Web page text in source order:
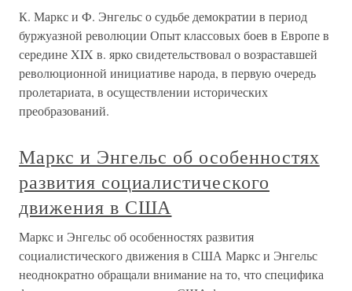
К. Маркс и Ф. Энгельс о судьбе демократии в период
буржуазной революции Опыт классовых боев в Европе в
середине XIX в. ярко свидетельствовал о возраставшей
революционной инициативе народа, в первую очередь
пролетариата, в осуществлении исторических
преобразований.
Маркс и Энгельс об особенностях
развития социалистического
движения в США
Маркс и Энгельс об особенностях развития
социалистического движения в США Маркс и Энгельс
неоднократно обращали внимание на то, что специфика